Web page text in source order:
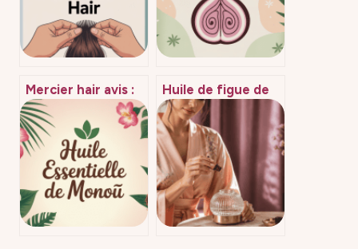
Mercier hair avis :
ce qu’il faut
vraiment savoir
avant d’acheter
Huile de figue de
barbarie avant
après : résultats,
effets et usage